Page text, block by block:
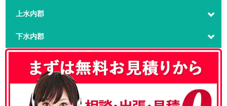
上水内郡
下水内郡